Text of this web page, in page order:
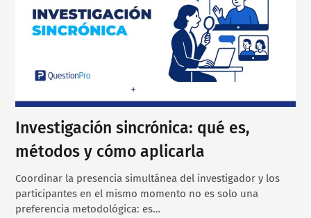
Investigación sincrónica: qué es,
métodos y cómo aplicarla
Coordinar la presencia simultánea del investigador y los
participantes en el mismo momento no es solo una
preferencia metodológica: es…